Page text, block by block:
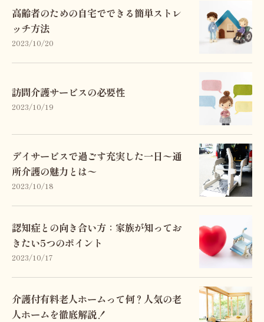
高齢者のための自宅でできる簡単ストレ
ッチ方法
2023/10/20
訪問介護サービスの必要性
2023/10/19
デイサービスで過ごす充実した一日〜通
所介護の魅力とは〜
2023/10/18
認知症との向き合い方：家族が知ってお
きたい5つのポイント
2023/10/17
介護付有料老人ホームって何？人気の老
人ホームを徹底解説！